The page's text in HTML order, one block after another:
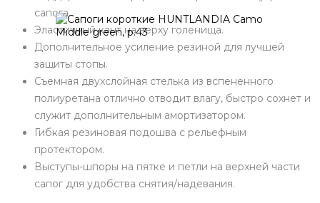
сапога.
Эластичный кант на верху голенища.
Дополнительное усиление резиной для лучшей
защиты стопы.
Съемная двухслойная стелька из вспененного
полиуретана отлично отводит влагу, быстро сохнет и
служит дополнительным амортизатором.
Гибкая резиновая подошва с рельефным
протектором.
Выступы-шпоры на пятке и петли на верхней части
сапог для удобства снятия/надевания.